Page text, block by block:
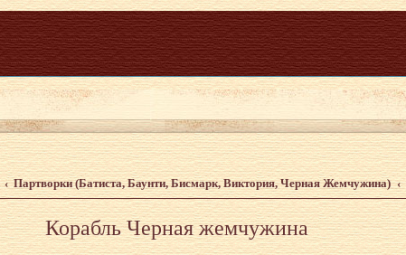
Партворки (Батиста, Баунти, Бисмарк, Виктория, Черная Жемчужина)
Корабль Черная жемчужина